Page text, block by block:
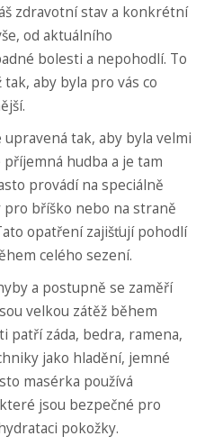
zdravotní stav a konkrétní
od aktuálního
bolesti a nepohodlí. To
aby byla pro vás co
tak, aby byla velmi
hudba a je tam
provádí na speciálně
bříško nebo na straně
opatření zajišťují pohodlí
celého sezení.
a postupně se zaměří
velkou zátěž během
záda, bedra, ramena,
jako hladění, jemné
masérka používá
jsou bezpečné pro
pokožky.